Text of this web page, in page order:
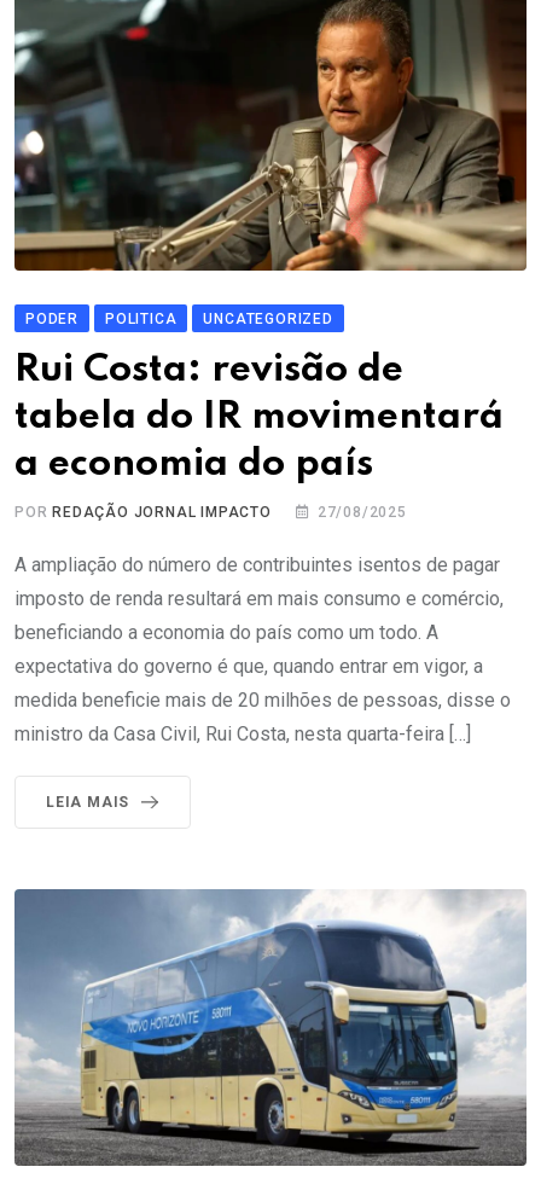
PODER POLITICA UNCATEGORIZED
Rui Costa: revisão de
tabela do IR movimentará
a economia do país
PORREDAÇÃO JORNAL IMPACTO 27/08/2025
A ampliação do número de contribuintes isentos de pagar
imposto de renda resultará em mais consumo e comércio,
beneficiando a economia do país como um todo. A
expectativa do governo é que, quando entrar em vigor, a
medida beneficie mais de 20 milhões de pessoas, disse o
ministro da Casa Civil, Rui Costa, nesta quarta-feira […]
LEIA MAIS